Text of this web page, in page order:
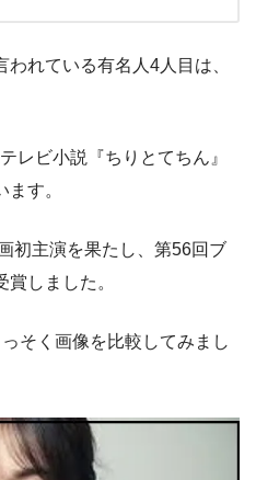
れている有名人4人目は、
レビ小説『ちりとてちん』
す。
初主演を果たし、第56回ブ
しました。
そく画像を比較してみまし